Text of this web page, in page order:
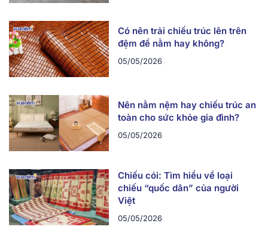
Có nên trải chiếu trúc lên trên
đệm để nằm hay không?
05/05/2026
Nên nằm nệm hay chiếu trúc an
toàn cho sức khỏe gia đình?
05/05/2026
Chiếu cói: Tìm hiểu về loại
chiếu “quốc dân” của người
Việt
05/05/2026